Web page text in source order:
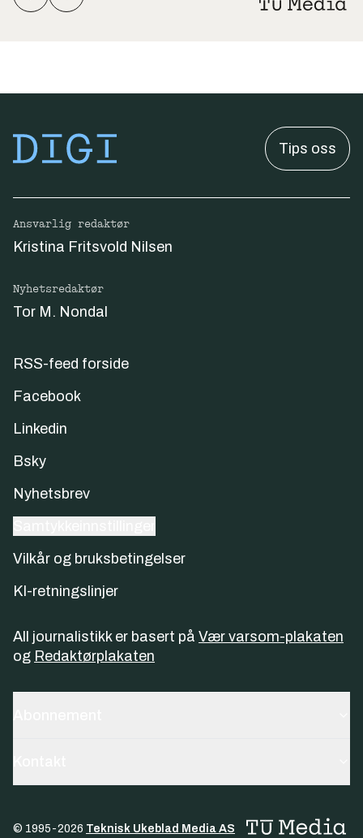
Tips oss
Ansvarlig redaktør
Kristina Fritsvold Nilsen
Nyhetsredaktør
Tor M. Nondal
RSS-feed forside
Facebook
Linkedin
Bsky
Nyhetsbrev
Vilkår og bruksbetingelser
KI-retningslinjer
All journalistikk er basert på Vær varsom-plakaten
og Redaktørplakaten
© 1995-2026 Teknisk Ukeblad Media AS